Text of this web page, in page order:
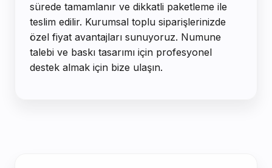
sürede tamamlanır ve dikkatli paketleme ile
teslim edilir. Kurumsal toplu siparişlerinizde
özel fiyat avantajları sunuyoruz. Numune
talebi ve baskı tasarımı için profesyonel
destek almak için bize ulaşın.